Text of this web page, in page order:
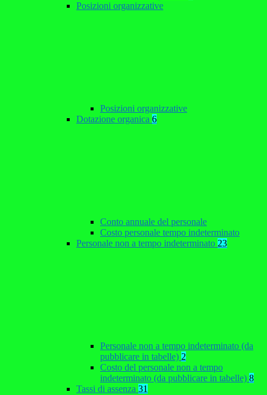
Posizioni organizzative
Posizioni organizzative
Dotazione organica 6
Conto annuale del personale
Costo personale tempo indeterminato
Personale non a tempo indeterminato 23
Personale non a tempo indeterminato (da
pubblicare in tabelle) 2
Costo del personale non a tempo
indeterminato (da pubblicare in tabelle) 8
Tassi di assenza 31